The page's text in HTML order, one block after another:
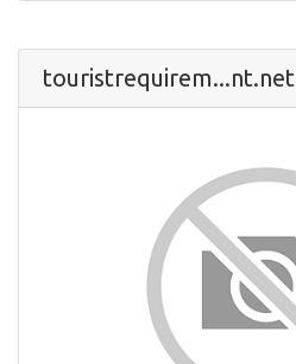
touristrequirem...nt.net